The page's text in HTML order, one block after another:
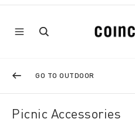
GO TO OUTDOOR
Picnic Accessories